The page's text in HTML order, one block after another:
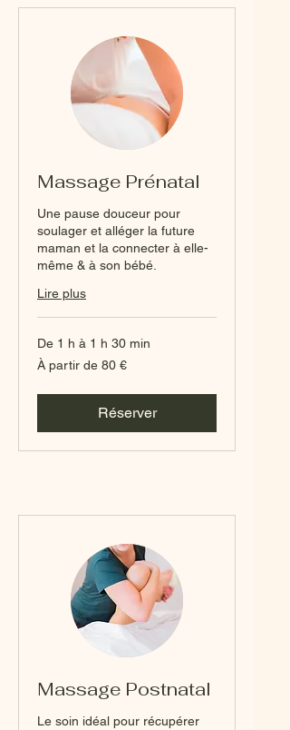
Massage Prénatal
Une pause douceur pour
soulager et alléger la future
maman et la connecter à elle-
même & à son bébé.
Lire plus
De 1 h à 1 h 30 min
À
partir
À partir de 80 €
Réserver
Massage Postnatal
Le soin idéal pour récupérer